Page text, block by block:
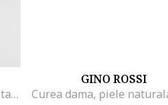
Curea ingusta de piele cu catarama metalica Tina, Maro inchis
GINO ROSSI